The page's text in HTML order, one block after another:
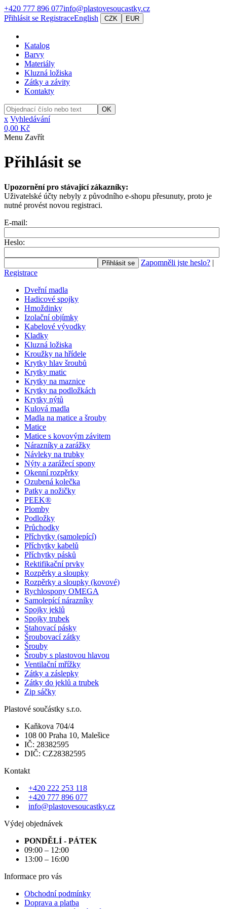
+420 777 896 077info@plastovesoucastky.cz
Přihlásit se RegistraceEnglish CZK EUR
Katalog
Barvy
Materiály
Kluzná ložiska
Zátky a závity
Kontakty
OK
x Vyhledávání
0,00 Kč
Menu Zavřít
Přihlásit se
Upozornění pro stávající zákazníky:
Uživatelské účty nebyly z původního e-shopu přesunuty, proto je
nutné provést novou registraci.
E-mail:
Heslo:
Přihlásit se Zapomněli jste heslo? |
Registrace
Dveřní madla
Hadicové spojky
Hmoždinky
Izolační objímky
Kabelové vývodky
Kladky
Kluzná ložiska
Kroužky na hřídele
Krytky hlav šroubů
Krytky matic
Krytky na maznice
Krytky na podložkách
Krytky nýtů
Kulová madla
Madla na matice a šrouby
Matice
Matice s kovovým závitem
Nárazníky a zarážky
Návleky na trubky
Nýty a zarážecí spony
Okenní rozpěrky
Ozubená kolečka
Patky a nožičky
PEEK®
Plomby
Podložky
Průchodky
Příchytky (samolepící)
Příchytky kabelů
Příchytky pásků
Rektifikační prvky
Rozpěrky a sloupky
Rozpěrky a sloupky (kovové)
Rychlospony OMEGA
Samolepící nárazníky
Spojky jeklů
Spojky trubek
Stahovací pásky
Šroubovací zátky
Šrouby
Šrouby s plastovou hlavou
Ventilační mřížky
Zátky a záslepky
Zátky do jeklů a trubek
Zip sáčky
Plastové součástky s.r.o.
Kaňkova 704/4
108 00 Praha 10, Malešice
IČ: 28382595
DIČ: CZ28382595
Kontakt
+420 222 253 118
+420 777 896 077
info@plastovesoucastky.cz
Výdej objednávek
PONDĚLÍ - PÁTEK
09:00 – 12:00
13:00 – 16:00
Informace pro vás
Obchodní podmínky
Doprava a platba